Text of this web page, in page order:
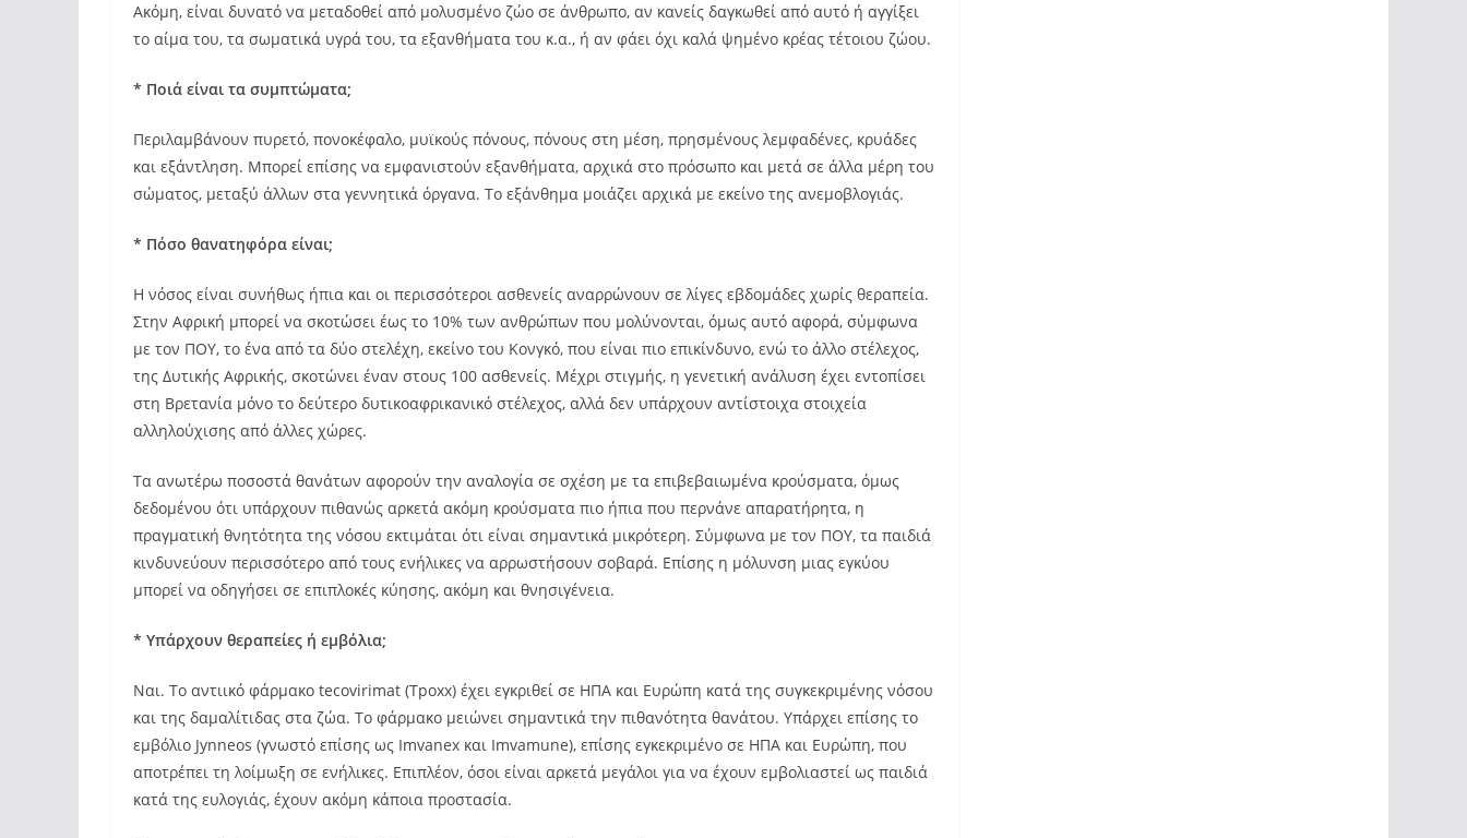
Ακόμη, είναι δυνατό να μεταδοθεί από μολυσμένο ζώο σε άνθρωπο, αν κανείς δαγκωθεί από αυτό ή αγγίξει
το αίμα του, τα σωματικά υγρά του, τα εξανθήματα του κ.α., ή αν φάει όχι καλά ψημένο κρέας τέτοιου ζώου.
* Ποιά είναι τα συμπτώματα;
Περιλαμβάνουν πυρετό, πονοκέφαλο, μυϊκούς πόνους, πόνους στη μέση, πρησμένους λεμφαδένες, κρυάδες
και εξάντληση. Μπορεί επίσης να εμφανιστούν εξανθήματα, αρχικά στο πρόσωπο και μετά σε άλλα μέρη του
σώματος, μεταξύ άλλων στα γεννητικά όργανα. Το εξάνθημα μοιάζει αρχικά με εκείνο της ανεμοβλογιάς.
* Πόσο θανατηφόρα είναι;
Η νόσος είναι συνήθως ήπια και οι περισσότεροι ασθενείς αναρρώνουν σε λίγες εβδομάδες χωρίς θεραπεία.
Στην Αφρική μπορεί να σκοτώσει έως το 10% των ανθρώπων που μολύνονται, όμως αυτό αφορά, σύμφωνα
με τον ΠΟΥ, το ένα από τα δύο στελέχη, εκείνο του Κονγκό, που είναι πιο επικίνδυνο, ενώ το άλλο στέλεχος,
της Δυτικής Αφρικής, σκοτώνει έναν στους 100 ασθενείς. Μέχρι στιγμής, η γενετική ανάλυση έχει εντοπίσει
στη Βρετανία μόνο το δεύτερο δυτικοαφρικανικό στέλεχος, αλλά δεν υπάρχουν αντίστοιχα στοιχεία
αλληλούχισης από άλλες χώρες.
Τα ανωτέρω ποσοστά θανάτων αφορούν την αναλογία σε σχέση με τα επιβεβαιωμένα κρούσματα, όμως
δεδομένου ότι υπάρχουν πιθανώς αρκετά ακόμη κρούσματα πιο ήπια που περνάνε απαρατήρητα, η
πραγματική θνητότητα της νόσου εκτιμάται ότι είναι σημαντικά μικρότερη. Σύμφωνα με τον ΠΟΥ, τα παιδιά
κινδυνεύουν περισσότερο από τους ενήλικες να αρρωστήσουν σοβαρά. Επίσης η μόλυνση μιας εγκύου
μπορεί να οδηγήσει σε επιπλοκές κύησης, ακόμη και θνησιγένεια.
* Υπάρχουν θεραπείες ή εμβόλια;
Ναι. Το αντιικό φάρμακο tecovirimat (Tpoxx) έχει εγκριθεί σε ΗΠΑ και Ευρώπη κατά της συγκεκριμένης νόσου
και της δαμαλίτιδας στα ζώα. Το φάρμακο μειώνει σημαντικά την πιθανότητα θανάτου. Υπάρχει επίσης το
εμβόλιο Jynneos (γνωστό επίσης ως Imvanex και Imvamune), επίσης εγκεκριμένο σε ΗΠΑ και Ευρώπη, που
αποτρέπει τη λοίμωξη σε ενήλικες. Επιπλέον, όσοι είναι αρκετά μεγάλοι για να έχουν εμβολιαστεί ως παιδιά
κατά της ευλογιάς, έχουν ακόμη κάποια προστασία.